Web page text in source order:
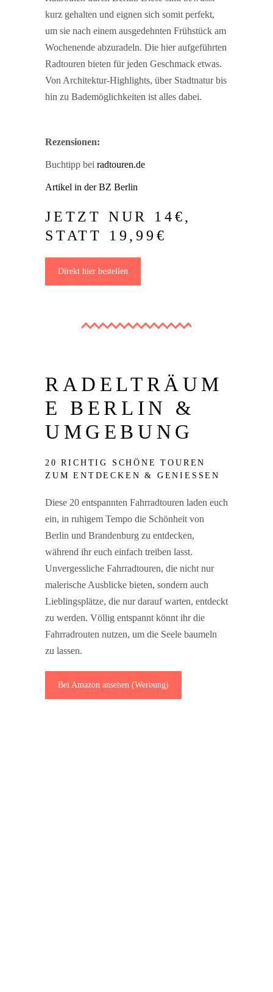
kurz gehalten und eignen sich somit perfekt,
um sie nach einem ausgedehnten Frühstück am
Wochenende abzuradeln. Die hier aufgeführten
Radtouren bieten für jeden Geschmack etwas.
Von Architektur-Highlights, über Stadtnatur bis
hin zu Bademöglichkeiten ist alles dabei.
Rezensionen:
Buchtipp bei radtouren.de
Artikel in der BZ Berlin
JETZT NUR 14€,
STATT 19,99€
Direkt hier bestellen
RADELTRÄUM
E BERLIN &
UMGEBUNG
20 RICHTIG SCHÖNE TOUREN
ZUM ENTDECKEN & GENIESSEN
Diese 20 entspannten Fahrradtouren laden euch
ein, in ruhigem Tempo die Schönheit von
Berlin und Brandenburg zu entdecken,
während ihr euch einfach treiben lasst.
Unvergessliche Fahrradtouren, die nicht nur
malerische Ausblicke bieten, sondern auch
Lieblingsplätze, die nur darauf warten, entdeckt
zu werden. Völlig entspannt könnt ihr die
Fahrradrouten nutzen, um die Seele baumeln
zu lassen.
Bei Amazon ansehen